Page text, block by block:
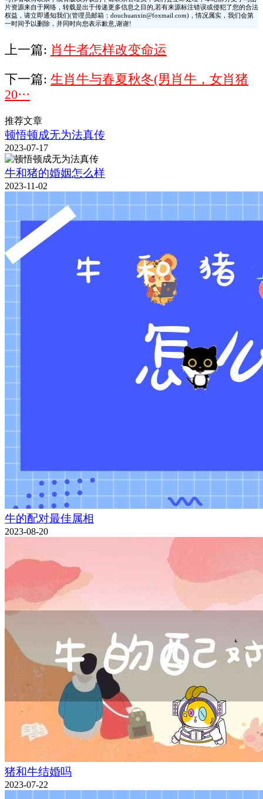
片资源来自于网络，转载是出于传递更多信息之目的,若有来源标注错误或侵犯了您的合法
权益，请立即通知我们(管理员邮箱：douchuanxin@foxmail.com)，情况属实，我们会第
一时间予以删除，并同时向您表示歉意,谢谢!
上一篇: 肖牛者怎样改变命运
下一篇: 生肖牛与春夏秋冬(男肖牛，女肖猪
20···
推荐文章
顿悟顿成无为法真传
2023-07-17
牛和猪的婚姻怎么样
2023-11-02
牛的配对最佳属相
2023-08-20
猪和牛结婚吗
2023-07-22